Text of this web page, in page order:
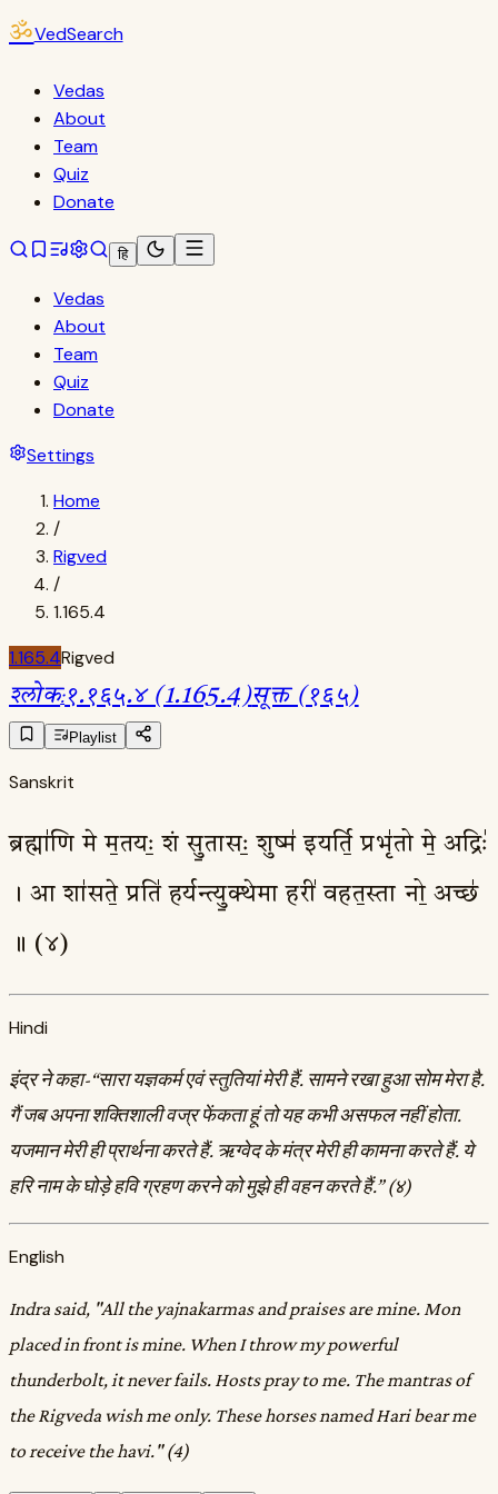
ॐVedSearch
Vedas
About
Team
Quiz
Donate
हि
Vedas
About
Team
Quiz
Donate
Settings
Home
/
Rigved
/
1.165.4
1.165.4Rigved
श्लोक:१.१६५.४ (1.165.4)सूक्त (१६५)
Playlist
Sanskrit
ब्रह्मा॑णि मे म॒तयः॒ शं सु॒तासः॒ शुष्म॑ इयर्ति॒ प्रभृ॑तो मे॒ अद्रिः॑
। आ शा॑सते॒ प्रति॑ हर्यन्त्यु॒क्थेमा हरी॑ वहत॒स्ता नो॒ अच्छ॑
॥ (४)
Hindi
इंद्र ने कहा-“सारा यज्ञकर्म एवं स्तुतियां मेरी हैं. सामने रखा हुआ सोम मेरा है.
गैं जब अपना शक्तिशाली वज्र फेंकता हूं तो यह कभी असफल नहीं होता.
यजमान मेरी ही प्रार्थना करते हैं. ऋग्वेद के मंत्र मेरी ही कामना करते हैं. ये
हरि नाम के घोड़े हवि ग्रहण करने को मुझे ही वहन करते हैं.” (४)
English
Indra said, "All the yajnakarmas and praises are mine. Mon
placed in front is mine. When I throw my powerful
thunderbolt, it never fails. Hosts pray to me. The mantras of
the Rigveda wish me only. These horses named Hari bear me
to receive the havi." (4)